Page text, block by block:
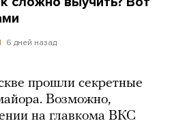
6 дней назад
прошли секретные
Возможно,
на главкома ВКС